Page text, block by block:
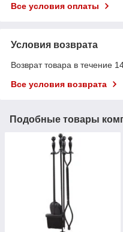
Все условия оплаты
Условия возврата
Возврат товара в течение
Все условия возврата
Подобные товары